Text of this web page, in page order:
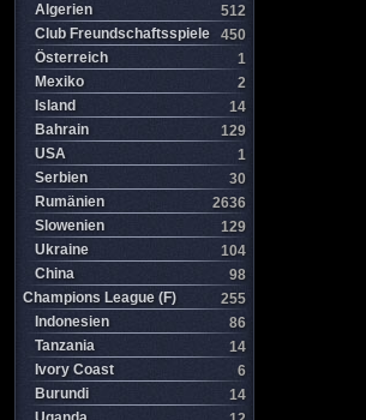
Algerien
512
Club Freundschaftsspiele
450
Österreich
1
Mexiko
2
Island
14
Bahrain
129
USA
1
Serbien
30
Rumänien
2636
Slowenien
129
Ukraine
104
China
98
Champions League (F)
255
Indonesien
86
Tanzania
14
Ivory Coast
6
Burundi
14